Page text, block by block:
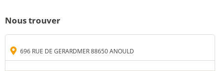
Nous trouver
696 RUE DE GERARDMER 88650 ANOULD